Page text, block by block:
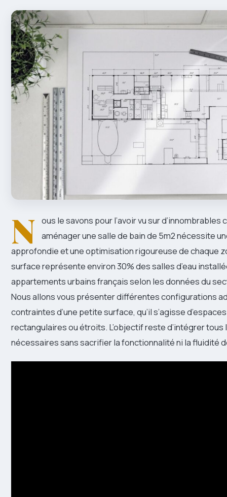
N ous le savons pour l’avoir vu sur d’innombrables
aménager une salle de bain de 5m2 nécessite
approfondie et une optimisation rigoureuse de chaque
surface représente environ 30% des salles d’eau
appartements urbains français selon les données du
Nous allons vous présenter différentes configurations
contraintes d’une petite surface, qu’il s’agisse
rectangulaires ou étroits. L’objectif reste d’intégrer
nécessaires sans sacrifier la fonctionnalité ni la fluidité